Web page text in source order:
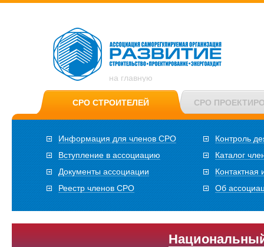
на главную
СРО СТРОИТЕЛЕЙ СРО
Информация для членов СРО
Вступление в ассоциацию
Документы ассоциации
Реестр членов СРО
Контроль
Каталог
Об